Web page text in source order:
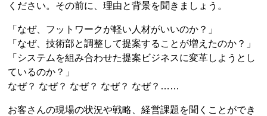
ください。その前に、理由と背景を聞きましょう。
「なぜ、フットワークが軽い人材がいいのか？」
「なぜ、技術部と調整して提案することが増えたのか？」
「システムを組み合わせた提案ビジネスに変革しようとし
ているのか？」
なぜ？ なぜ？ なぜ？ なぜ？ なぜ？……
お客さんの現場の状況や戦略、経営課題を聞くことができ